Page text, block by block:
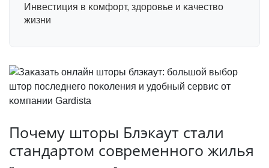
Инвестиция в ĸомфорт, здоровье и ĸачество
жизни
Почему шторы Блэкаут стали
стандартом современного жилья